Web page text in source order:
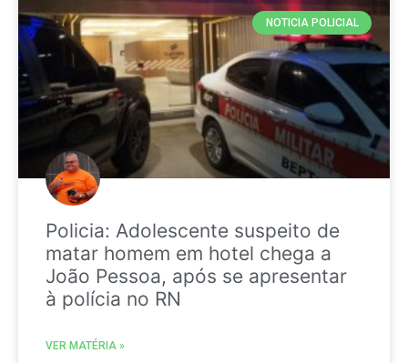
NOTICIA POLICIAL
Policia: Adolescente suspeito de
matar homem em hotel chega a
João Pessoa, após se apresentar
à polícia no RN
VER MATÉRIA »